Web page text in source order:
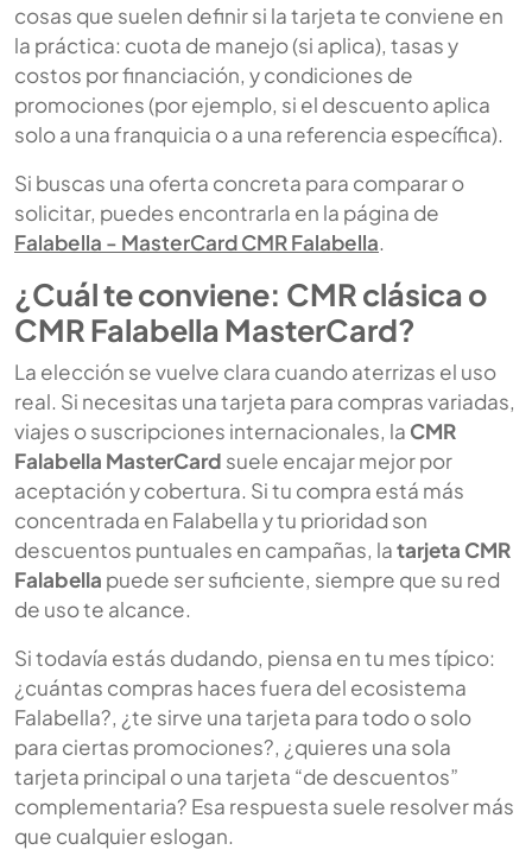
cosas que suelen definir si la tarjeta te conviene en
la práctica: cuota de manejo (si aplica), tasas y
costos por financiación, y condiciones de
promociones (por ejemplo, si el descuento aplica
solo a una franquicia o a una referencia específica).
Si buscas una oferta concreta para comparar o
solicitar, puedes encontrarla en la página de
Falabella - MasterCard CMR Falabella.
¿Cuál te conviene: CMR clásica o
CMR Falabella MasterCard?
La elección se vuelve clara cuando aterrizas el uso
real. Si necesitas una tarjeta para compras variadas,
viajes o suscripciones internacionales, la CMR
Falabella MasterCard suele encajar mejor por
aceptación y cobertura. Si tu compra está más
concentrada en Falabella y tu prioridad son
descuentos puntuales en campañas, latarjeta CMR
Falabella puede ser suficiente, siempre que su red
de uso te alcance.
Si todavía estás dudando, piensa en tu mes típico:
¿cuántas compras haces fuera del ecosistema
Falabella?, ¿te sirve una tarjeta para todo o solo
para ciertas promociones?, ¿quieres una sola
tarjeta principal o una tarjeta “de descuentos”
complementaria? Esa respuesta suele resolver más
que cualquier eslogan.